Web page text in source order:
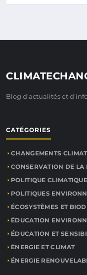
Blog d'actualités et
CATÉGORIES
CHANGEMENTS
CONSERVATION DE LA
POLITIQUE CLIMATIQUE
POLITIQUES
ÉCOSYSTÈMES ET
ÉDUCATION
ÉDUCATION ET
ÉNERGIE ET CLIMAT
ÉNERGIE